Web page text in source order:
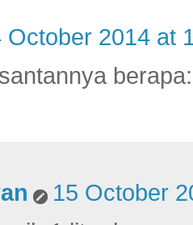
October 2014 at
15 October